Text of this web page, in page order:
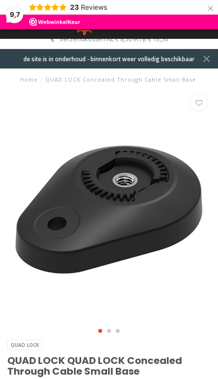
9,7
23 Reviews ×
MENU
0
verzendkosten NL € 8,50 en B € 13,50
de site is in onderhoud - binnenkort weer volledig beschikbaar
Home / QUAD LOCK Concealed Through Cable Small Base
QUAD LOCK
QUAD LOCK QUAD LOCK Concealed
Through Cable Small Base